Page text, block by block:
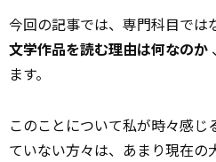
今回の記事では、専門科目では
文学作品を読む理由は何なのか
ます。
このことについて私が時々感じ
ていない方々は、あまり現在の